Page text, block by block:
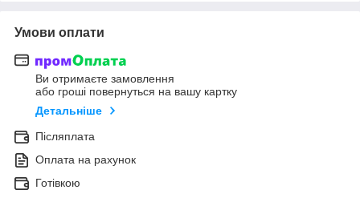
Умови оплати
Ви отримаєте замовлення
або гроші повернуться на вашу картку
Детальніше
Післяплата
Оплата на рахунок
Готівкою